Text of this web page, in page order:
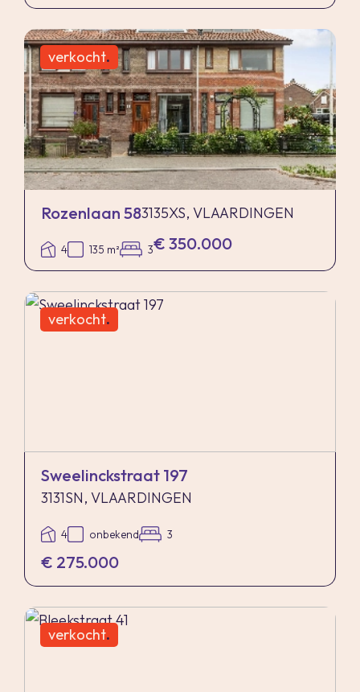
verkocht.
Rozenlaan 583135XS, VLAARDINGEN
4 135 m² 3€ 350.000
verkocht.
Sweelinckstraat 197
3131SN, VLAARDINGEN
4 onbekend 3
€ 275.000
verkocht.